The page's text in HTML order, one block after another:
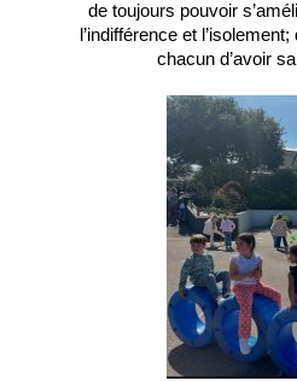
de toujours pouvoir
l’indifférence et
chacun d’avoir